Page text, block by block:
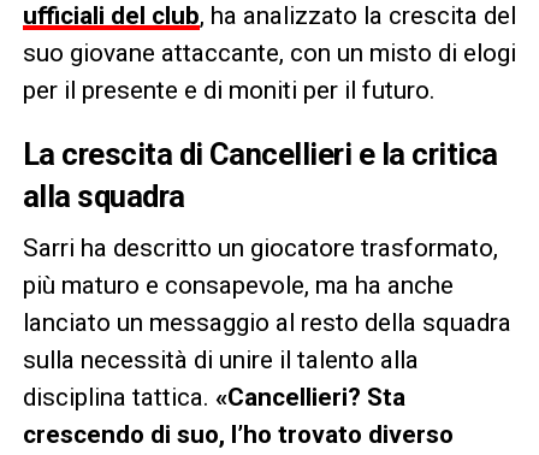
ufficiali del club, ha analizzato la crescita del
suo giovane attaccante, con un misto di elogi
per il presente e di moniti per il futuro.
La crescita di Cancellieri e la critica
alla squadra
Sarri ha descritto un giocatore trasformato,
più maturo e consapevole, ma ha anche
lanciato un messaggio al resto della squadra
sulla necessità di unire il talento alla
disciplina tattica. «Cancellieri? Sta
crescendo di suo, l’ho trovato diverso